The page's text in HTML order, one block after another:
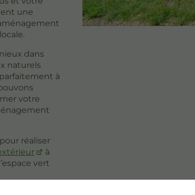
une
dans
naturels
à
votre
réaliser
à
vert